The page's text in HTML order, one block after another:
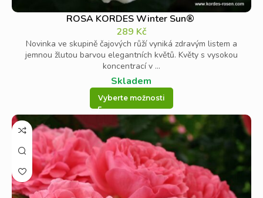
ROSA KORDES Winter Sun®
289 Kč
Novinka ve skupině čajových růží vyniká zdravým listem a
jemnou žlutou barvou elegantních květů. Květy s vysokou
koncentrací v ...
Skladem
Vyberte možnosti